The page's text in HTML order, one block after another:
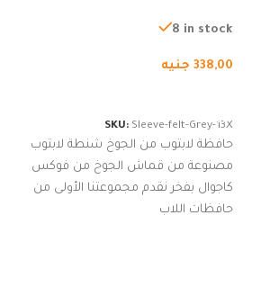
من الجوخ لجهاز نوت بوك والتابلت،
8 in stock
338,00 جنيه
SKU: Sleeve-felt-Grey-13X
حافظة لابتوب من الجوخ شنطة لابتوب
مصنوعة من قماش الجوخ من فوكس
كاجوال بفخر نقدم مجموعتنا الأولى من
حافظات اللاب